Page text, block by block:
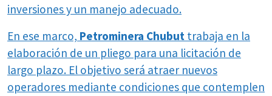
inversiones y un manejo adecuado.
En ese marco, Petrominera Chubut trabaja en la
elaboración de un pliego para una licitación de
largo plazo. El objetivo será atraer nuevos
operadores mediante condiciones que contemplen